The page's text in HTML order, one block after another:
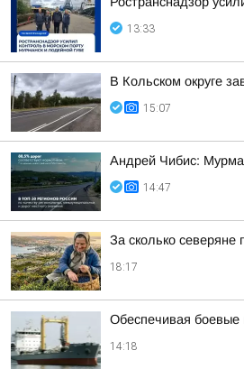
13:33
В Кольском округе
15:07
Андрей Чибис:
14:47
За сколько северяне
18:17
Обеспечивая боевые
14:18